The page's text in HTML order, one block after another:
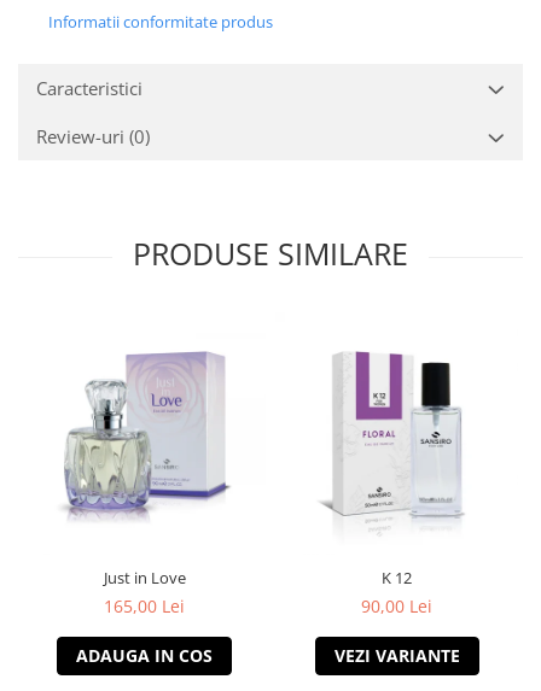
Informatii conformitate produs
Caracteristici
Review-uri (0)
PRODUSE SIMILARE
Just in Love
165,00 Lei
ADAUGA IN COS
K 12
90,00 Lei
VEZI VARIANTE